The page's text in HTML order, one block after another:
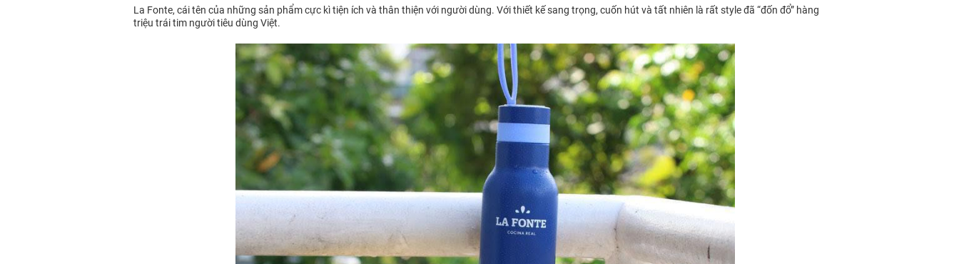
La Fonte, cái tên của những sản phẩm cực kì tiện ích và thân thiện với người dùng. Với thiết kế sang trọng, cuốn hút và tất nhiên là rất style đã “đốn đổ” hàng
triệu trái tim người tiêu dùng Việt.